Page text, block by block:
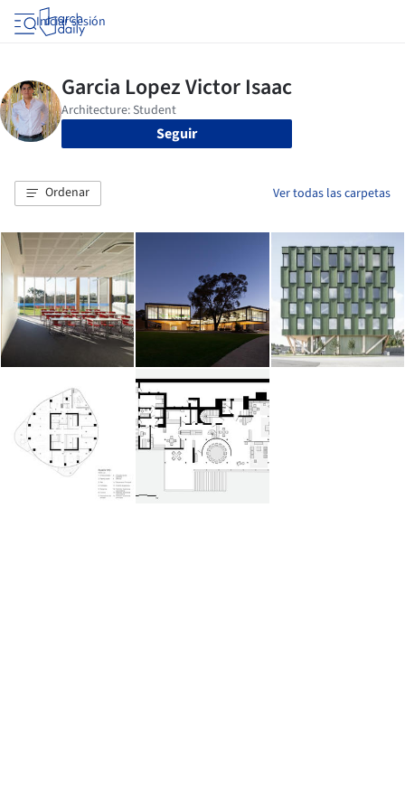
Iniciar sesión
Seguir
Ordenar Ver todas las carpetas